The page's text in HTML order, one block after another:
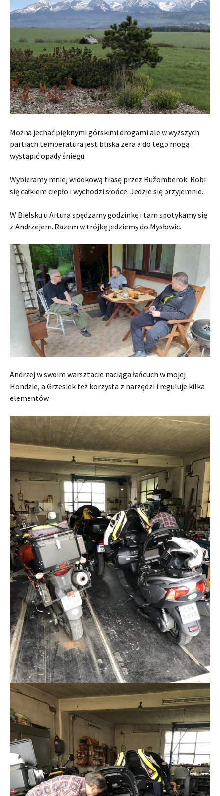
Można jechać pięknymi górskimi drogami ale w wyższych
partiach temperatura jest bliska zera a do tego mogą
wystąpić opady śniegu.
Wybieramy mniej widokową trasę przez Ružomberok. Robi
się całkiem ciepło i wychodzi słońce. Jedzie się przyjemnie.
W Bielsku u Artura spędzamy godzinkę i tam spotykamy się
z Andrzejem. Razem w trójkę jedziemy do Mysłowic.
Andrzej w swoim warsztacie naciąga łańcuch w mojej
Hondzie, a Grzesiek też korzysta z narzędzi i reguluje kilka
elementów.